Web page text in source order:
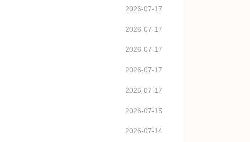
2026-07-17
2026-07-17
2026-07-17
2026-07-17
2026-07-17
2026-07-15
2026-07-14